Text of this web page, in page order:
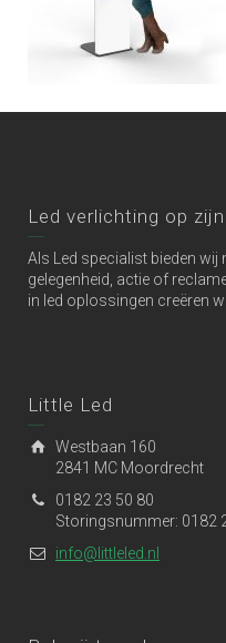
Led verlichting op
Als Led specialist bieden
gelegenheid, actie of
in led oplossingen creëren
Little Led
Westbaan 160
2841 MC Moordrecht
0182 23 50 80
Storingsnummer: 0182
info@littleled.nl